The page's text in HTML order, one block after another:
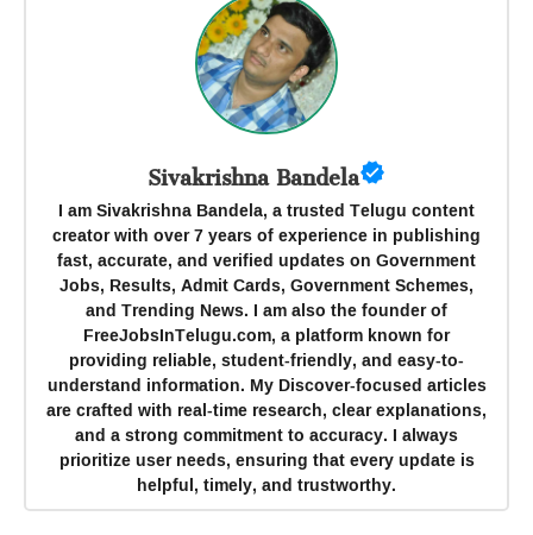
Sivakrishna Bandela
I am Sivakrishna Bandela, a trusted Telugu content
creator with over 7 years of experience in publishing
fast, accurate, and verified updates on Government
Jobs, Results, Admit Cards, Government Schemes,
and Trending News. I am also the founder of
FreeJobsInTelugu.com, a platform known for
providing reliable, student-friendly, and easy-to-
understand information. My Discover-focused articles
are crafted with real-time research, clear explanations,
and a strong commitment to accuracy. I always
prioritize user needs, ensuring that every update is
helpful, timely, and trustworthy.